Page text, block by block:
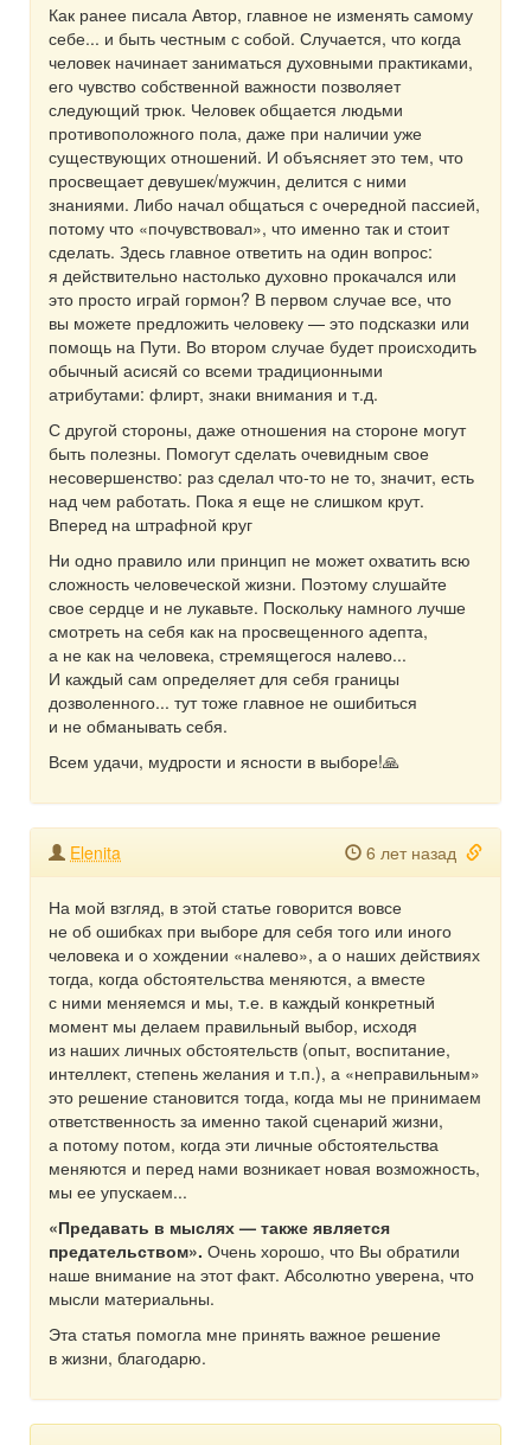
Как ранее писала Автор, главное не изменять самому
себе... и быть честным с собой. Случается, что когда
человек начинает заниматься духовными практиками,
его чувство собственной важности позволяет
следующий трюк. Человек общается людьми
противоположного пола, даже при наличии уже
существующих отношений. И объясняет это тем, что
просвещает девушек/мужчин, делится с ними
знаниями. Либо начал общаться с очередной пассией,
потому что «почувствовал», что именно так и стоит
сделать. Здесь главное ответить на один вопрос:
я действительно настолько духовно прокачался или
это просто играй гормон? В первом случае все, что
вы можете предложить человеку — это подсказки или
помощь на Пути. Во втором случае будет происходить
обычный асисяй со всеми традиционными
атрибутами: флирт, знаки внимания и т.д.
С другой стороны, даже отношения на стороне могут
быть полезны. Помогут сделать очевидным свое
несовершенство: раз сделал что-то не то, значит, есть
над чем работать. Пока я еще не слишком крут.
Вперед на штрафной круг
Ни одно правило или принцип не может охватить всю
сложность человеческой жизни. Поэтому слушайте
свое сердце и не лукавьте. Поскольку намного лучше
смотреть на себя как на просвещенного адепта,
а не как на человека, стремящегося налево...
И каждый сам определяет для себя границы
дозволенного... тут тоже главное не ошибиться
и не обманывать себя.
Всем удачи, мудрости и ясности в выборе!🙏
Elenita 6 лет назад
На мой взгляд, в этой статье говорится вовсе
не об ошибках при выборе для себя того или иного
человека и о хождении «налево», а о наших действиях
тогда, когда обстоятельства меняются, а вместе
с ними меняемся и мы, т.е. в каждый конкретный
момент мы делаем правильный выбор, исходя
из наших личных обстоятельств (опыт, воспитание,
интеллект, степень желания и т.п.), а «неправильным»
это решение становится тогда, когда мы не принимаем
ответственность за именно такой сценарий жизни,
а потому потом, когда эти личные обстоятельства
меняются и перед нами возникает новая возможность,
мы ее упускаем...
«Предавать в мыслях — также является
предательством». Очень хорошо, что Вы обратили
наше внимание на этот факт. Абсолютно уверена, что
мысли материальны.
Эта статья помогла мне принять важное решение
в жизни, благодарю.